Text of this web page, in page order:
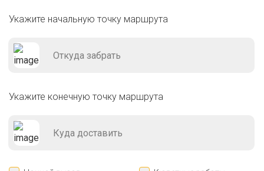
Укажите начальную точку маршрута
Укажите конечную точку маршрута